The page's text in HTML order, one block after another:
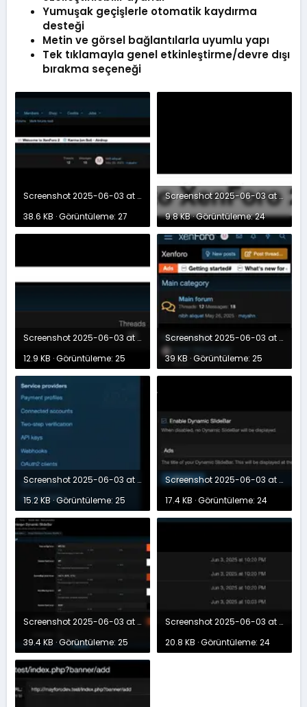
Yumuşak geçişlerle otomatik kaydırma
desteği
Metin ve görsel bağlantılarla uyumlu yapı
Tek tıklamayla genel etkinleştirme/devre dışı
bırakma seçeneği
Screenshot 2025-06-03 at 23.39.44.webp
38.6 KB · Görüntüleme: 27
Screenshot 2025-06-03 at 23.39.52.webp
9.8 KB · Görüntüleme: 24
Screenshot 2025-06-03 at 23.40.01.webp
12.9 KB · Görüntüleme: 25
Screenshot 2025-06-03 at 23.40.44.webp
39 KB · Görüntüleme: 25
Screenshot 2025-06-03 at 23.45.41.webp
15.2 KB · Görüntüleme: 25
Screenshot 2025-06-03 at 23.46.01.webp
17.4 KB · Görüntüleme: 24
Screenshot 2025-06-03 at 23.46.49.webp
39.4 KB · Görüntüleme: 25
Screenshot 2025-06-03 at 23.47.41.webp
20.8 KB · Görüntüleme: 24